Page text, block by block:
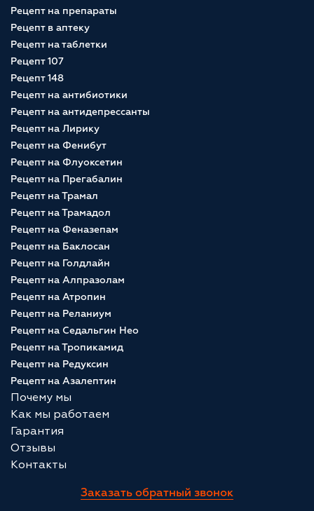
Рецепт на препараты
Рецепт в аптеку
Рецепт на таблетки
Рецепт 107
Рецепт 148
Рецепт на антибиотики
Рецепт на антидепрессанты
Рецепт на Лирику
Рецепт на Фенибут
Рецепт на Флуоксетин
Рецепт на Прегабалин
Рецепт на Трамал
Рецепт на Трамадол
Рецепт на Феназепам
Рецепт на Баклосан
Рецепт на Голдлайн
Рецепт на Алпразолам
Рецепт на Атропин
Рецепт на Реланиум
Рецепт на Седальгин Нео
Рецепт на Тропикамид
Рецепт на Редуксин
Рецепт на Азалептин
Почему мы
Как мы работаем
Гарантия
Отзывы
Контакты
Заказать обратный звонок